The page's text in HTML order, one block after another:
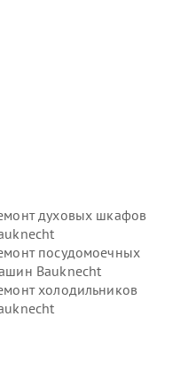
духовых шкафов
посудомоечных
Bauknecht
холодильников